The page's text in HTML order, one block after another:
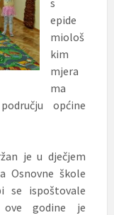
epide
miološ
kim
mjera
ma
općine
je u dječjem
Osnovne škole
se ispoštovale
ove godine je